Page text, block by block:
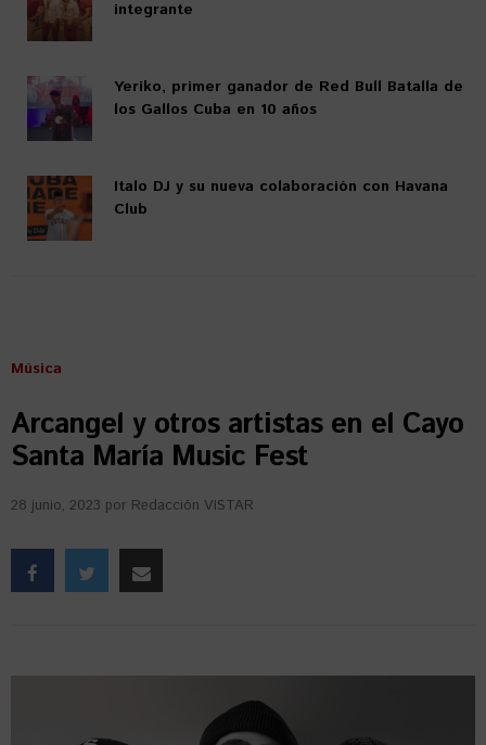
integrante
Yeriko, primer ganador de Red Bull Batalla de
los Gallos Cuba en 10 años
Italo DJ y su nueva colaboración con Havana
Club
Música
Arcangel y otros artistas en el Cayo
Santa María Music Fest
28 junio, 2023 por Redacción VISTAR